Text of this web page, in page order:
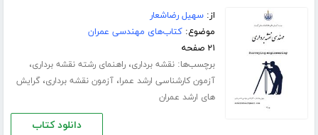
از:سهیل رضاشعار
موضوع:کتاب‌های مهندسی عمران
۲۱ صفحه
برچسب‌ها:نقشه برداری،راهنمای رشته نقشه برداری،
آزمون کارشناسی ارشد عمرا،آزمون نقشه برداری،گرایش
های ارشد عمران
دانلود کتاب